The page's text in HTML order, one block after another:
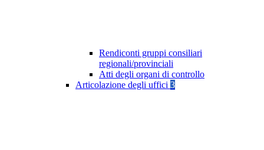
Rendiconti gruppi consiliari
regionali/provinciali
Atti degli organi di controllo
Articolazione degli uffici 3